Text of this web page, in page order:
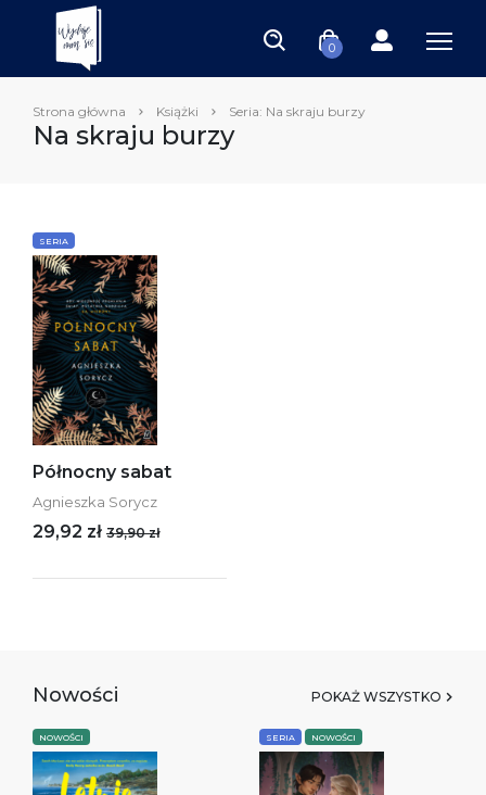
0
Strona główna Książki Seria: Na skraju burzy
Na skraju burzy
SERIA
Północny sabat
Agnieszka Sorycz
29,92 zł 39,90 zł
Nowości POKAŻ WSZYSTKO
NOWOŚCI SERIA NOWOŚCI